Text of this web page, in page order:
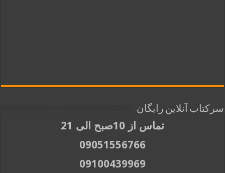
سرکتاب آنلاین رایگان
تماس از 10صبح الی 21
09051556766
09100439969